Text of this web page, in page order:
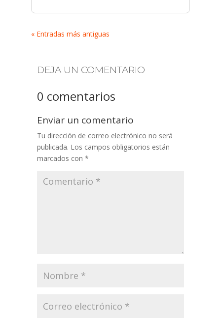
« Entradas más antiguas
DEJA UN COMENTARIO
0 comentarios
Enviar un comentario
Tu dirección de correo electrónico no será
publicada. Los campos obligatorios están
marcados con *